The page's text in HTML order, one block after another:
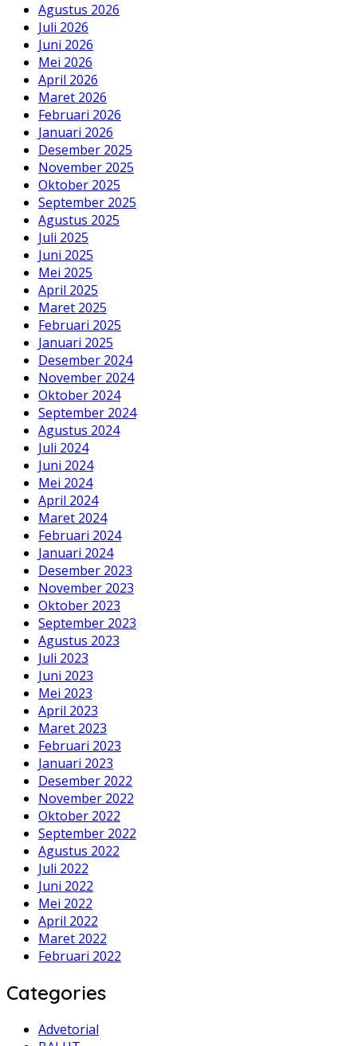
Agustus 2026
Juli 2026
Juni 2026
Mei 2026
April 2026
Maret 2026
Februari 2026
Januari 2026
Desember 2025
November 2025
Oktober 2025
September 2025
Agustus 2025
Juli 2025
Juni 2025
Mei 2025
April 2025
Maret 2025
Februari 2025
Januari 2025
Desember 2024
November 2024
Oktober 2024
September 2024
Agustus 2024
Juli 2024
Juni 2024
Mei 2024
April 2024
Maret 2024
Februari 2024
Januari 2024
Desember 2023
November 2023
Oktober 2023
September 2023
Agustus 2023
Juli 2023
Juni 2023
Mei 2023
April 2023
Maret 2023
Februari 2023
Januari 2023
Desember 2022
November 2022
Oktober 2022
September 2022
Agustus 2022
Juli 2022
Juni 2022
Mei 2022
April 2022
Maret 2022
Februari 2022
Categories
Advetorial